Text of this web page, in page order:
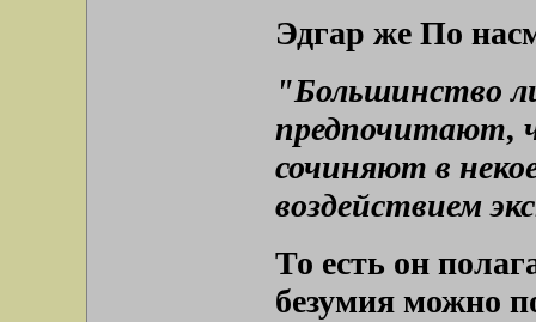
Эдгар же По
"Большинство
предпочитают,
сочиняют в
воздействием
То есть он
безумия можно